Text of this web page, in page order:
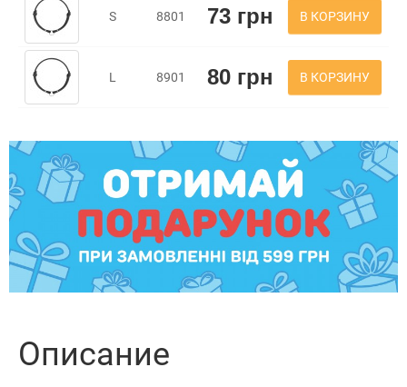
S 8801 73 грн В КОРЗИНУ
L 8901 80 грн В КОРЗИНУ
Описание